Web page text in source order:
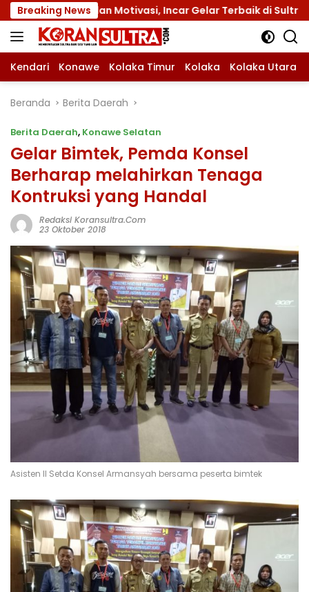
Langsung
ke
konten
Breaking News
dan Motivasi, Incar Gelar Terbaik di Sultra
Kendari Konawe Kolaka Timur Kolaka Kolaka Utara
Beranda Berita Daerah
Berita Daerah, Konawe Selatan
Gelar Bimtek, Pemda Konsel
Berharap melahirkan Tenaga
Kontruksi yang Handal
Redaksi Koransultra.com
23 Oktober 2018
Asisten II Setda Konsel Armansyah bersama peserta bimtek